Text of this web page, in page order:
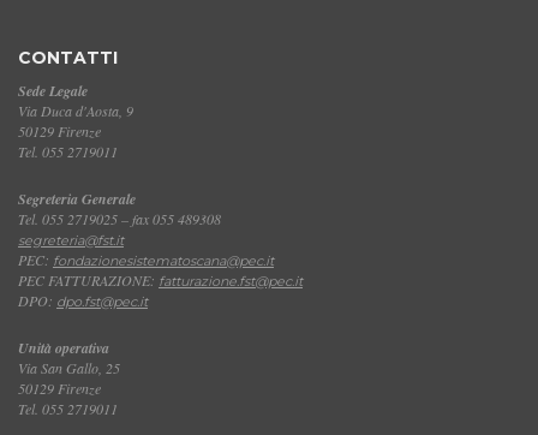
CONTATTI
Sede Legale
Via Duca d'Aosta, 9
50129 Firenze
Tel. 055 2719011
Segreteria Generale
Tel. 055 2719025 – fax 055 489308
segreteria@fst.it
PEC: fondazionesistematoscana@pec.it
PEC FATTURAZIONE: fatturazione.fst@pec.it
DPO: dpo.fst@pec.it
Unità operativa
Via San Gallo, 25
50129 Firenze
Tel. 055 2719011